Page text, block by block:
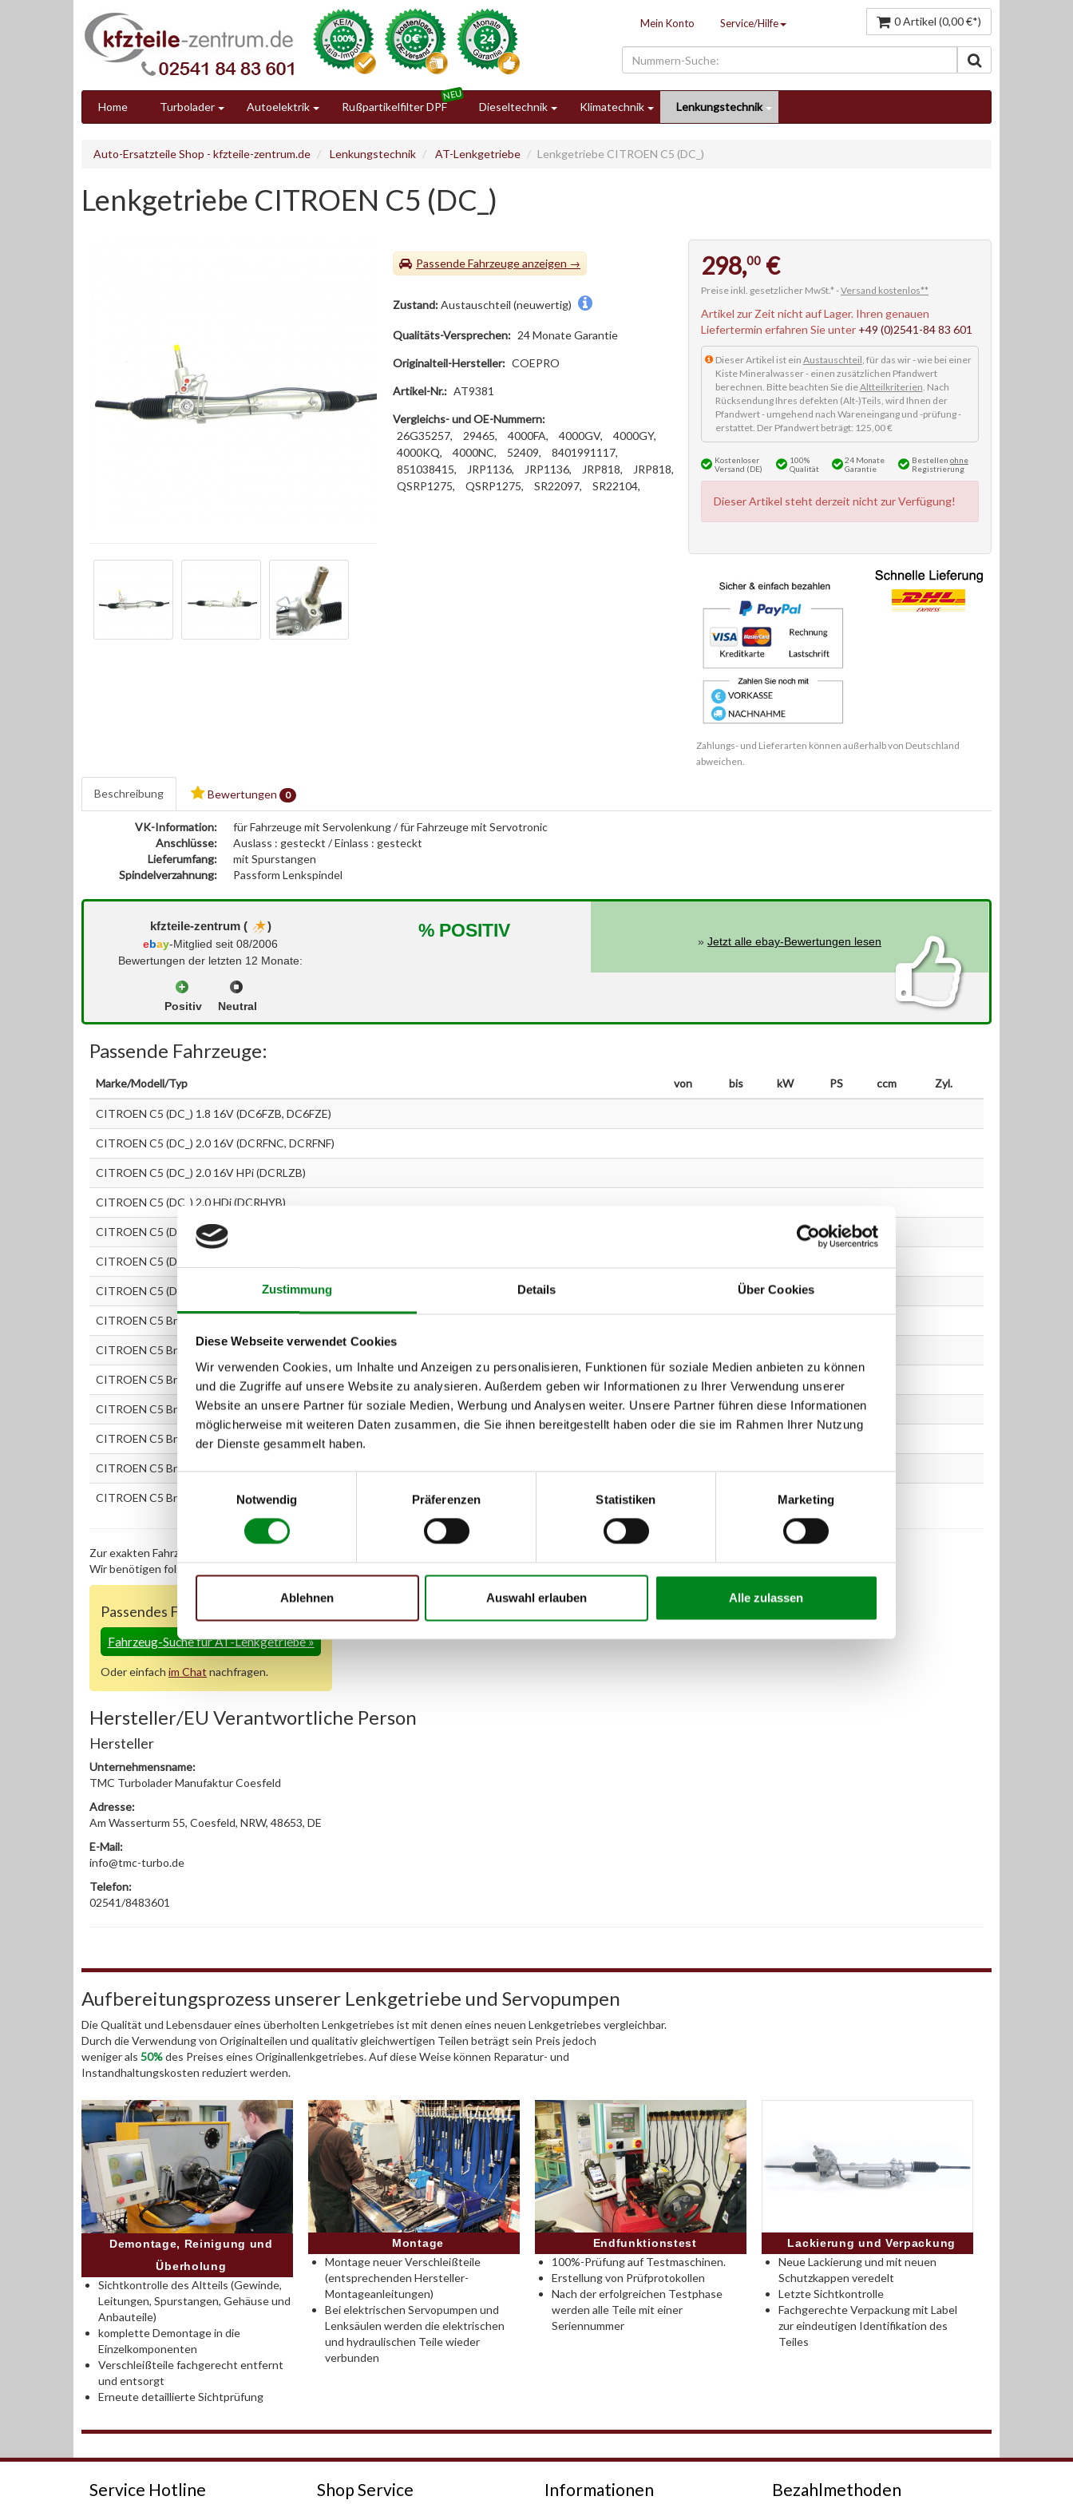
Zustimmung Details Über Cookies
Diese Webseite verwendet Cookies
Wir verwenden Cookies, um Inhalte und Anzeigen zu personalisieren, Funktionen für soziale Medien anbieten zu können
und die Zugriffe auf unsere Website zu analysieren. Außerdem geben wir Informationen zu Ihrer Verwendung unserer
Website an unsere Partner für soziale Medien, Werbung und Analysen weiter. Unsere Partner führen diese Informationen
möglicherweise mit weiteren Daten zusammen, die Sie ihnen bereitgestellt haben oder die sie im Rahmen Ihrer Nutzung
der Dienste gesammelt haben.
Einwilligungsauswahl
Notwendig
Präferenzen Statistiken Marketing
Ablehnen Auswahl erlauben Alle zulassen
Mein Konto Service/Hilfe 0 Artikel (0,00 €*)
Home Turbolader Autoelektrik Rußpartikelfilter DPF Dieseltechnik Klimatechnik Lenkungstechnik
Auto-Ersatzteile Shop - kfzteile-zentrum.de Lenkungstechnik AT-Lenkgetriebe Lenkgetriebe CITROEN C5 (DC_)
Lenkgetriebe CITROEN C5 (DC_)
Passende Fahrzeuge
Zustand:Austauschteil (neuwertig)
Qualitäts-Versprechen: 24 Monate Garantie
Originalteil-Hersteller: COEPRO
Artikel-Nr.: AT9381
Vergleichs- und OE-Nummern:
26G35257,
29465, 4000FA, 4000GV,
4000GY,
4000KQ,
4000NC, 52409,
8401991117,
851038415,
JRP1136, JRP1136, JRP818,
JRP818,
QSRP1275,
QSRP1275, SR22097, SR22104,
298,00 €
Preise inkl. gesetzlicher MwSt.* -Versand kostenlos**
Artikel zur Zeit nicht auf Lager. Ihren genauen
Liefertermin erfahren Sie unter +49 (0)2541-84 83 601
Dieser Artikel ist ein Austauschteil, für das wir - wie bei einer
Kiste Mineralwasser - einen zusätzlichen Pfandwert
berechnen. Bitte beachten Sie dieAltteilkriterien. Nach
Rücksendung Ihres defekten (Alt-)Teils, wird Ihnen der
Pfandwert - umgehend nach Wareneingang und -prüfung -
erstattet. Der Pfandwert beträgt: 125,00 €
Kostenloser
Versand (DE)
100%
Qualität
24 Monate
Garantie
Bestellen ohne
Registrierung
Dieser Artikel steht derzeit nicht zur Verfügung!
Zahlungs- und Lieferarten können außerhalb von Deutschland
abweichen.
Beschreibung Bewertungen 0
VK-Information:
für Fahrzeuge mit Servolenkung / für Fahrzeuge mit Servotronic
Anschlüsse:
Auslass : gesteckt / Einlass : gesteckt
Lieferumfang:
mit Spurstangen
Spindelverzahnung:
Passform Lenkspindel
kfzteile-zentrum ( )
ebay-Mitglied seit 08/2006
Bewertungen der letzten 12 Monate:
Positiv Neutral
% POSITIV
»Jetzt alle ebay-Bewertungen lesen
Passende Fahrzeuge:
Marke/Modell/Typ von bis kW PS ccm Zyl.
CITROEN C5 (DC_) 1.8 16V (DC6FZB, DC6FZE)
CITROEN C5 (DC_) 2.0 16V (DCRFNC, DCRFNF)
CITROEN C5 (DC_) 2.0 16V HPi (DCRLZB)
CITROEN C5 (DC_) 2.0 HDi (DCRHYB)
CITROEN C5 (DC_) 2.0 HDi (DCRHZB, DCRHZE)
CITROEN C5 (DC_) 2.2 HDi (DC4HXB, DC4HXE)
CITROEN C5 (DC_) 3.0 V6 (DCXFXC, DCXFXF)
CITROEN C5 Break (DE_) 1.8 16V (DE6FZB, DE6FZE)
CITROEN C5 Break (DE_) 2.0 16V (DERFNF, DERFNC, RERFNC)
CITROEN C5 Break (DE_) 2.0 16V HPi (DERLZB)
CITROEN C5 Break (DE_) 2.0 HDi (DERHSB, DERHSE)
CITROEN C5 Break (DE_) 2.0 HDi (DERHYB)
CITROEN C5 Break (DE_) 2.2 HDi (DE4HXB, DE4HXE)
CITROEN C5 Break (DE_) 3.0 V6 (DEXFXC, DEXFXF)
Zur exakten Fahrzeug-Identifizierung können Sie auch unseren Support kontaktieren (
Wir benötigen folgende Fahrzeugdaten:
Passendes Fahrzeug nicht dabei?
Fahrzeug-Suche für AT-Lenkgetriebe»
Oder einfach im Chat nachfragen.
Hersteller/EU Verantwortliche Person
Hersteller
Unternehmensname:
TMC Turbolader Manufaktur Coesfeld
Adresse:
Am Wasserturm 55, Coesfeld, NRW, 48653, DE
E-Mail:
info@tmc-turbo.de
Telefon:
02541/8483601
Aufbereitungsprozess unserer Lenkgetriebe und Servopumpen
Die Qualität und Lebensdauer eines überholten Lenkgetriebes ist mit denen eines neuen Lenkgetriebes vergleichbar.
Durch die Verwendung von Originalteilen und qualitativ gleichwertigen Teilen beträgt sein Preis jedoch
weniger als 50%des Preises eines Originallenkgetriebes. Auf diese Weise können Reparatur- und
Instandhaltungskosten reduziert werden.
Demontage, Reinigung und
Überholung
Sichtkontrolle des Altteils (Gewinde,
Leitungen, Spurstangen, Gehäuse und
Anbauteile)
komplette Demontage in die
Einzelkomponenten
Verschleißteile fachgerecht entfernt
und entsorgt
Erneute detaillierte Sichtprüfung
Montage
Montage neuer Verschleißteile
(entsprechenden Hersteller-
Montageanleitungen)
Bei elektrischen Servopumpen und
Lenksäulen werden die elektrischen
und hydraulischen Teile wieder
verbunden
Endfunktionstest
100%-Prüfung auf Testmaschinen.
Erstellung von Prüfprotokollen
Nach der erfolgreichen Testphase
werden alle Teile mit einer
Seriennummer
Lackierung und Verpackung
Neue Lackierung und mit neuen
Schutzkappen veredelt
Letzte Sichtkontrolle
Fachgerechte Verpackung mit Label
zur eindeutigen Identifikation des
Teiles
Service Hotline Shop Service Informationen Bezahlmethoden